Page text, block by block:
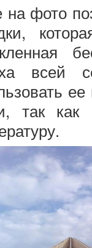
фото
всей
так как